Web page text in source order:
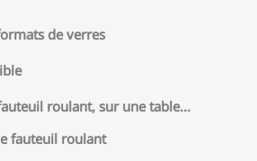
de verres
roulant, sur une table...
fauteuil roulant